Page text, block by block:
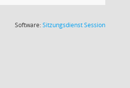
Software:SitzungsdienstSession(Wird in